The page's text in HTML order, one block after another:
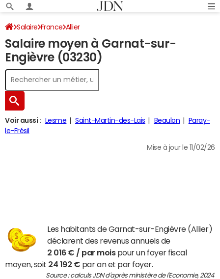
Salaire France Allier
Salaire moyen à Garnat-sur-
Engièvre (03230)
Voir aussi : Lesme Saint-Martin-des-Lais Beaulon
Paray-
le-Frésil
Mise à jour le 11/02/26
Les habitants de Garnat-sur-Engièvre (Allier)
déclarent des revenus annuels de
2 016 € / par moispour un foyer fiscal
moyen, soit 24 192 € par an et par foyer.
Source : calculs JDN d'après ministère de l'Economie, 2024